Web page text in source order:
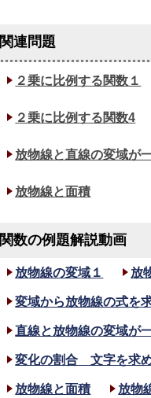
２乗に比例する関数１
２乗に比例する関数4
放物線と直線の変域が
放物線と面積
関数の例題解説動画
放物線の変域１ 放
変域から放物線の式を
直線と放物線の変域が
変化の割合 文字を求
放物線と面積 放物